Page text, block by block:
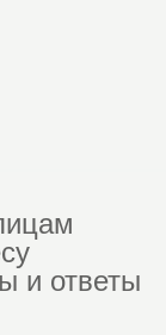
и ответы